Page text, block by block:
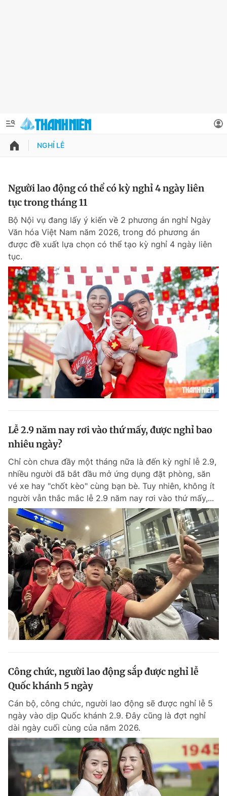
QUẢNG CÁO
Chuyên mục khác
Chào ngày mới
Tin thị trường Tin 360
Video Magazine
Sản phẩm khác
Tiện ích Bạn cần biết
Đọc Thanh Niên trên điện thoại
Theo dõi báo trên
Hotline
0906 645 777
Liên hệ quảng cáo
0908 780 404
Đặt báo Quảng cáo RSS Tòa soạn Chính sách bảo
Tổng biên tập: Nguyễn Ngọc Toàn
Tổng thư ký tòa soạn: Đức Trung
Giấy phép xuất bản số 110/GP - BTTTT cấp ngày 24.3.2020
© 2003-2026 Bản quyền thuộc về Báo Thanh Niên. Cấm sao chép
dưới mọi hình thức nếu không có sự chấp thuận bằng văn bản.
Phát triển bởi ePi Technologies, JSC.
Thông tin tài khoản
Đổi mật khẩu
Tin đã lưu
Tin đã xem
Đăng xuất
NGHỈ LỄ
Người lao động có thể có kỳ nghỉ 4 ngày liên
tục trong tháng 11
Bộ Nội vụ đang lấy ý kiến về 2 phương án nghỉ Ngày
Văn hóa Việt Nam năm 2026, trong đó phương án
được đề xuất lựa chọn có thể tạo kỳ nghỉ 4 ngày liên
tục.
Lễ 2.9 năm nay rơi vào thứ mấy, được nghỉ bao
nhiêu ngày?
Chỉ còn chưa đầy một tháng nữa là đến kỳ nghỉ lễ 2.9,
nhiều người đã bắt đầu mở ứng dụng đặt phòng, săn
vé xe hay "chốt kèo" cùng bạn bè. Tuy nhiên, không ít
người vẫn thắc mắc lễ 2.9 năm nay rơi vào thứ mấy,...
Công chức, người lao động sắp được nghỉ lễ
Quốc khánh 5 ngày
Cán bộ, công chức, người lao động sẽ được nghỉ lễ 5
ngày vào dịp Quốc khánh 2.9. Đây cũng là đợt nghỉ
dài ngày cuối cùng của năm 2026.